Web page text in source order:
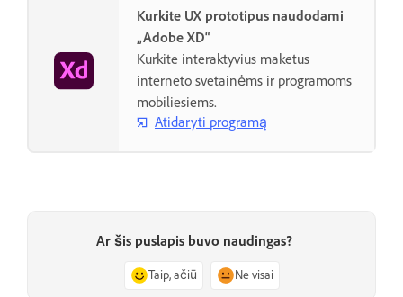
Kurkite UX prototipus naudodami
„Adobe XD“
Kurkite interaktyvius maketus
interneto svetainėms ir programoms
mobiliesiems.
Atidaryti programą
Ar šis puslapis buvo naudingas?
Taip, ačiū Ne visai